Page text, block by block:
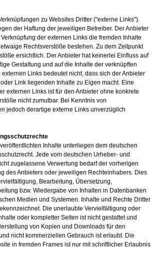
zu Websites Dritter ("externe Links").
der Haftung der jeweiligen Betreiber. Der Anbieter
der externen Links die fremden Inhalte
Rechtsverstöße bestehen. Zu dem Zeitpunkt
ersichtlich. Der Anbieter hat keinerlei Einfluss auf
Gestaltung und auf die Inhalte der verknüpften
Links bedeutet nicht, dass sich der Anbieter
Link liegenden Inhalte zu Eigen macht. Eine
externen Links ist für den Anbieter ohne konkrete
nicht zumutbar. Bei Kenntnis von
jedoch derartige externe Links unverzüglich
Inhalte unterliegen dem deutschen
Jede vom deutschen Urheber- und
zugelassene Verwertung bedarf der vorherigen
des Anbieters oder jeweiligen Rechteinhabers. Dies
Bearbeitung, Übersetzung,
bzw. Wiedergabe von Inhalten in Datenbanken
Medien und Systemen. Inhalte und Rechte Dritter
Die unerlaubte Vervielfältigung oder
oder kompletter Seiten ist nicht gestattet und
von Kopien und Downloads für den
nicht kommerziellen Gebrauch ist erlaubt. Die
in fremden Frames ist nur mit schriftlicher Erlaubnis